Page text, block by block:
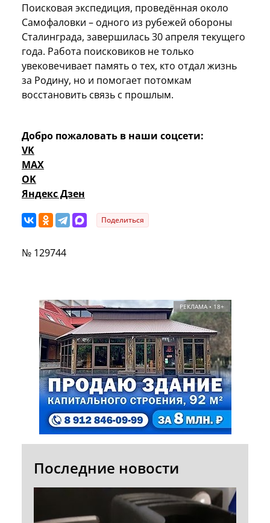
Поисковая экспедиция, проведённая около
Самофаловки – одного из рубежей обороны
Сталинграда, завершилась 30 апреля текущего
года. Работа поисковиков не только
увековечивает память о тех, кто отдал жизнь
за Родину, но и помогает потомкам
восстановить связь с прошлым.
Добро пожаловать в наши соцсети:
VK
MAX
OK
Яндекс Дзен
Поделиться
№ 129744
РЕКЛАМА • 18+
Последние новости